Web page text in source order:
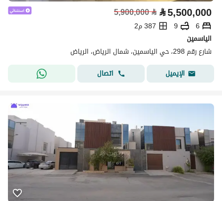
⃁5,500,000
⃁
5,900,000
6
9
387 م2
الياسمين
شارع رقم 298، حي الياسمين، شمال الرياض، الرياض
الإيميل
اتصال